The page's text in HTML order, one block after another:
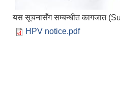
यस सूचनासँग सम्बन्धीत कागजात
HPV notice.pdf